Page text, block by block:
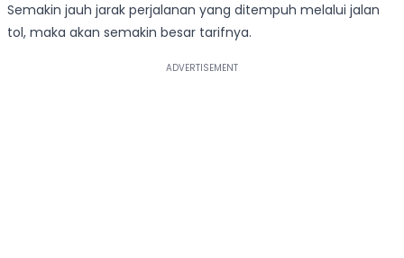
Semakin jauh jarak perjalanan yang ditempuh melalui jalan
tol, maka akan semakin besar tarifnya.